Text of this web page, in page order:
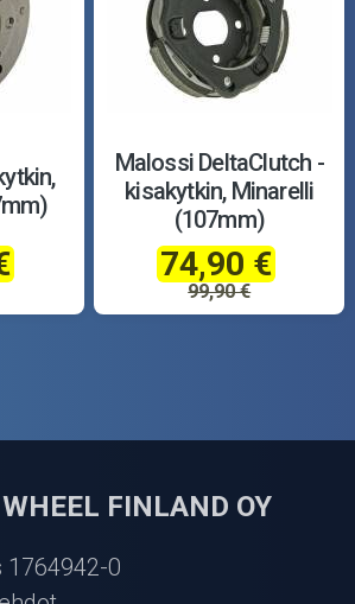
Malossi DeltaClutch -
kisakytkin, Minarelli
(107mm)
74,90 €
99,90 €
FINLAND OY
1764942-0